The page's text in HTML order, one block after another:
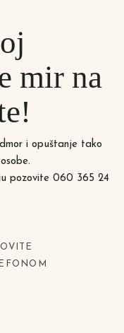
mir na
i opuštanje tako
pozovite 060 365 24